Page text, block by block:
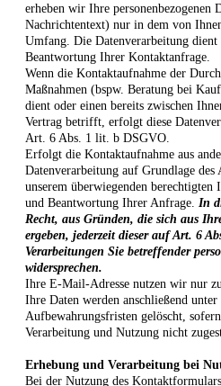
erheben wir Ihre personenbezogenen
Nachrichtentext) nur in dem von
Umfang. Die Datenverarbeitung dient
Beantwortung Ihrer Kontaktanfrage.
Wenn die Kontaktaufnahme der
Maßnahmen (bspw. Beratung bei
dient oder einen bereits zwischen
Vertrag betrifft, erfolgt diese
Art. 6 Abs. 1 lit. b DSGVO.
Erfolgt die Kontaktaufnahme aus
Datenverarbeitung auf Grundlage
unserem überwiegenden berechtigten
und Beantwortung Ihrer Anfrage. In
Recht, aus Gründen, die sich aus
ergeben, jederzeit dieser auf Art. 6
Verarbeitungen Sie betreffender
widersprechen.
Ihre E-Mail-Adresse nutzen wir nur
Ihre Daten werden anschließend
Aufbewahrungsfristen gelöscht,
Verarbeitung und Nutzung nicht
Erhebung und Verarbeitung bei
Bei der Nutzung des